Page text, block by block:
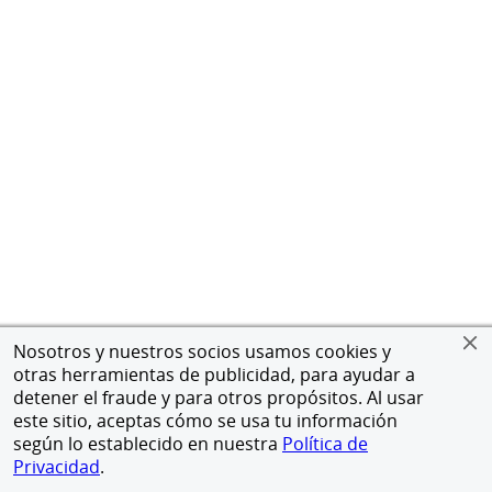
Nosotros y nuestros socios usamos cookies y
otras herramientas de publicidad, para ayudar a
detener el fraude y para otros propósitos. Al usar
este sitio, aceptas cómo se usa tu información
según lo establecido en nuestra Política de
Privacidad.